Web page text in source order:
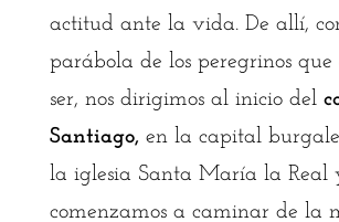
actitud ante la vida. De allí,
parábola de los peregrinos que
ser, nos dirigimos al inicio del
Santiago, en la capital
la iglesia Santa María la
comenzamos a caminar de la